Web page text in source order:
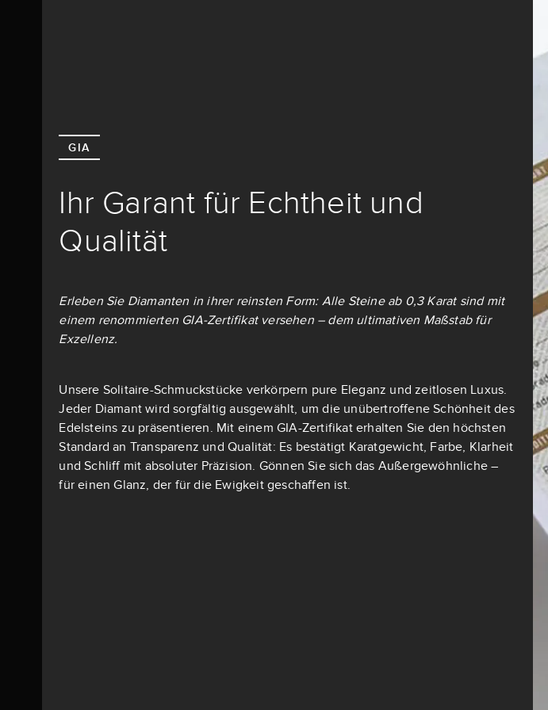
GIA
Ihr Garant für Echtheit und
Qualität
Erleben Sie Diamanten in ihrer reinsten Form: Alle Steine ab 0,3 Karat sind mit
einem renommierten GIA-Zertifikat versehen – dem ultimativen Maßstab für
Exzellenz.
Unsere Solitaire-Schmuckstücke verkörpern pure Eleganz und zeitlosen Luxus.
Jeder Diamant wird sorgfältig ausgewählt, um die unübertroffene Schönheit des
Edelsteins zu präsentieren. Mit einem GIA-Zertifikat erhalten Sie den höchsten
Standard an Transparenz und Qualität: Es bestätigt Karatgewicht, Farbe, Klarheit
und Schliff mit absoluter Präzision. Gönnen Sie sich das Außergewöhnliche –
für einen Glanz, der für die Ewigkeit geschaffen ist.